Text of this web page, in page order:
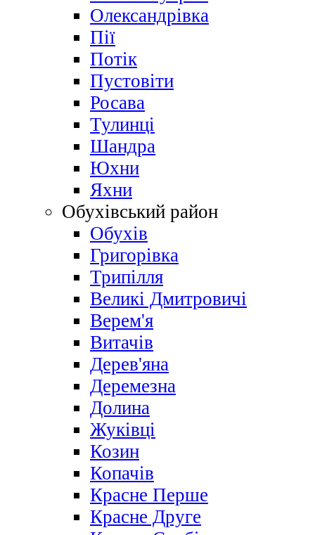
Олександрівка
Пії
Потік
Пустовіти
Росава
Тулинці
Шандра
Юхни
Яхни
Обухівський район
Обухів
Григорівка
Трипілля
Великі Дмитровичі
Bерем'я
Витачів
Дерев'яна
Деремезна
Долина
Жуківці
Козин
Копачів
Красне Перше
Красне Друге